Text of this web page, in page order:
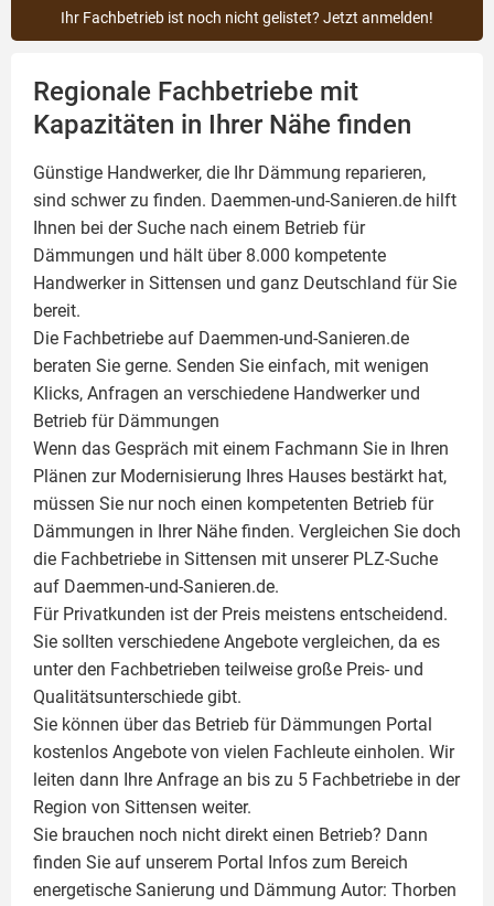
Ihr Fachbetrieb ist noch nicht gelistet? Jetzt anmelden!
Regionale Fachbetriebe mit
Kapazitäten in Ihrer Nähe finden
Günstige Handwerker, die Ihr Dämmung reparieren,
sind schwer zu finden. Daemmen-und-Sanieren.de hilft
Ihnen bei der Suche nach einem Betrieb für
Dämmungen und hält über 8.000 kompetente
Handwerker in Sittensen und ganz Deutschland für Sie
bereit.
Die Fachbetriebe auf Daemmen-und-Sanieren.de
beraten Sie gerne. Senden Sie einfach, mit wenigen
Klicks, Anfragen an verschiedene Handwerker und
Betrieb für Dämmungen
Wenn das Gespräch mit einem Fachmann Sie in Ihren
Plänen zur Modernisierung Ihres Hauses bestärkt hat,
müssen Sie nur noch einen kompetenten Betrieb für
Dämmungen in Ihrer Nähe finden. Vergleichen Sie doch
die Fachbetriebe in Sittensen mit unserer PLZ-Suche
auf Daemmen-und-Sanieren.de.
Für Privatkunden ist der Preis meistens entscheidend.
Sie sollten verschiedene Angebote vergleichen, da es
unter den Fachbetrieben teilweise große Preis- und
Qualitätsunterschiede gibt.
Sie können über das Betrieb für Dämmungen Portal
kostenlos Angebote von vielen Fachleute einholen. Wir
leiten dann Ihre Anfrage an bis zu 5 Fachbetriebe in der
Region von Sittensen weiter.
Sie brauchen noch nicht direkt einen Betrieb? Dann
finden Sie auf unserem Portal Infos zum Bereich
energetische Sanierung und Dämmung Autor: Thorben